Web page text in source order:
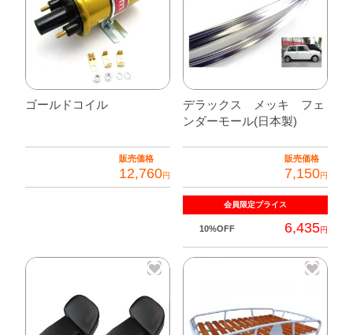
ゴールドコイル
販売価格
12,760円
デラックス メッキ フェ
ンダーモール(日本製)
販売価格
7,150円
会員限定プライス
10%OFF 6,435円